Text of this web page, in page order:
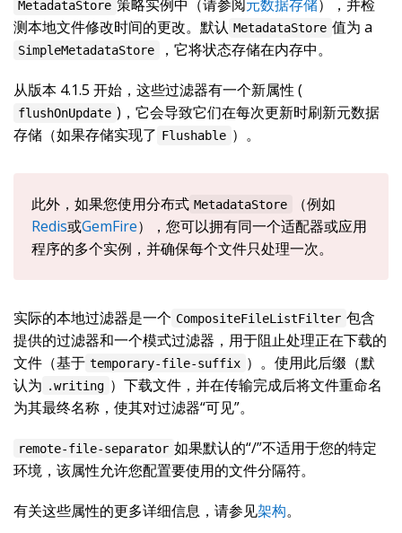
MetadataStore 策略实例中（请参阅元数据存储），并检
测本地文件修改时间的更改。默认 MetadataStore 值为 a
SimpleMetadataStore ，它将状态存储在内存中。
从版本 4.1.5 开始，这些过滤器有一个新属性 (
flushOnUpdate )，它会导致它们在每次更新时刷新元数据
存储（如果存储实现了 Flushable ）。
此外，如果您使用分布式 MetadataStore
（例如
Redis或GemFire），您可以拥有同一个适配器或应用
程序的多个实例，并确保每个文件只处理一次。
实际的本地过滤器是一个 CompositeFileListFilter 包含
提供的过滤器和一个模式过滤器，用于阻止处理正在下载的
文件（基于 temporary-file-suffix ）。使用此后缀（默
认为 .writing ）下载文件，并在传输完成后将文件重命名
为其最终名称，使其对过滤器“可见”。
remote-file-separator 如果默认的“/”不适用于您的特定
环境，该属性允许您配置要使用的文件分隔符。
有关这些属性的更多详细信息，请参见架构。